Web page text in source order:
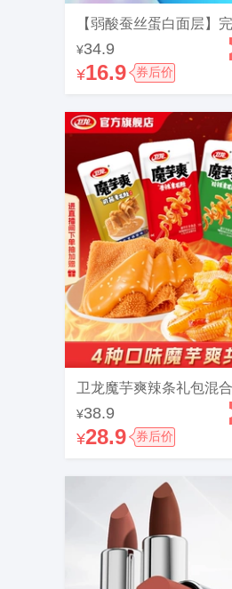
¥34.9
¥16.9 券后价
¥38.9
¥28.9 券后价